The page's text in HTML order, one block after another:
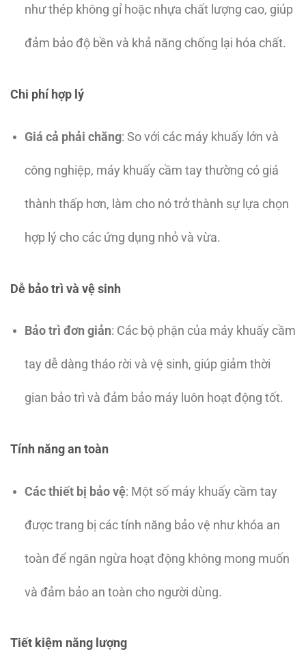
như thép không gỉ hoặc nhựa chất lượng cao, giúp
đảm bảo độ bền và khả năng chống lại hóa chất.
Chi phí hợp lý
Giá cả phải chăng: So với các máy khuấy lớn và
công nghiệp, máy khuấy cầm tay thường có giá
thành thấp hơn, làm cho nó trở thành sự lựa chọn
hợp lý cho các ứng dụng nhỏ và vừa.
Dễ bảo trì và vệ sinh
Bảo trì đơn giản: Các bộ phận của máy khuấy cầm
tay dễ dàng tháo rời và vệ sinh, giúp giảm thời
gian bảo trì và đảm bảo máy luôn hoạt động tốt.
Tính năng an toàn
Các thiết bị bảo vệ: Một số máy khuấy cầm tay
được trang bị các tính năng bảo vệ như khóa an
toàn để ngăn ngừa hoạt động không mong muốn
và đảm bảo an toàn cho người dùng.
Tiết kiệm năng lượng